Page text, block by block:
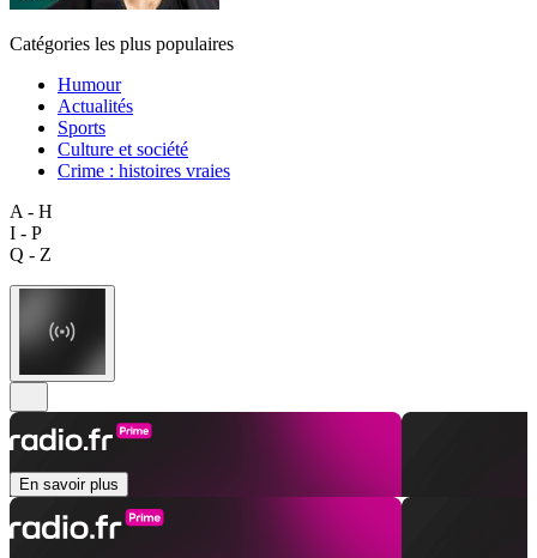
Catégories les plus populaires
Humour
Actualités
Sports
Culture et société
Crime : histoires vraies
A - H
I - P
Q - Z
En savoir plus